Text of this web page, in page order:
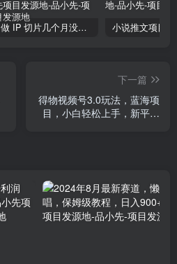
做 IP 切片几个月没赚到什么钱，蹭上热点，靠一个视频赚了二十万-品小先项目发源地
下一篇
得物视频号3.0玩法，蓝海项
目，小白轻松上手，新平台